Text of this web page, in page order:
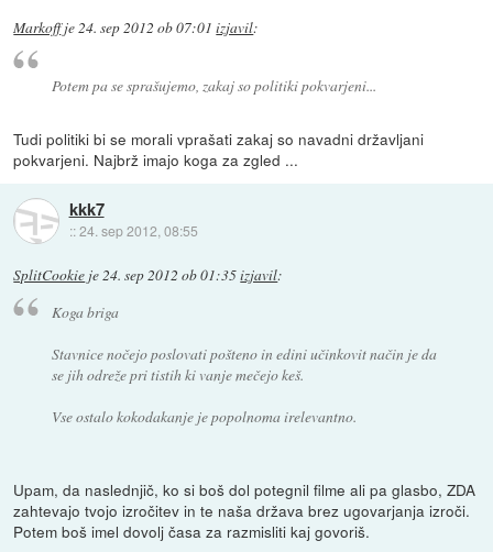
Markoffje24. sep 2012 ob 07:01 izjavil:
Potem pa se sprašujemo, zakaj so politiki pokvarjeni...
Tudi politiki bi se morali vprašati zakaj so navadni državljani
pokvarjeni. Najbrž imajo koga za zgled ...
kkk7
::24. sep 2012, 08:55
SplitCookie je24. sep 2012 ob 01:35izjavil:
Koga briga
Stavnice nočejo poslovati pošteno in edini učinkovit način je da
se jih odreže pri tistih ki vanje mečejo keš.
Vse ostalo kokodakanje je popolnoma irelevantno.
Upam, da naslednjič, ko si boš dol potegnil filme ali pa glasbo, ZDA
zahtevajo tvojo izročitev in te naša država brez ugovarjanja izroči.
Potem boš imel dovolj časa za razmisliti kaj govoriš.